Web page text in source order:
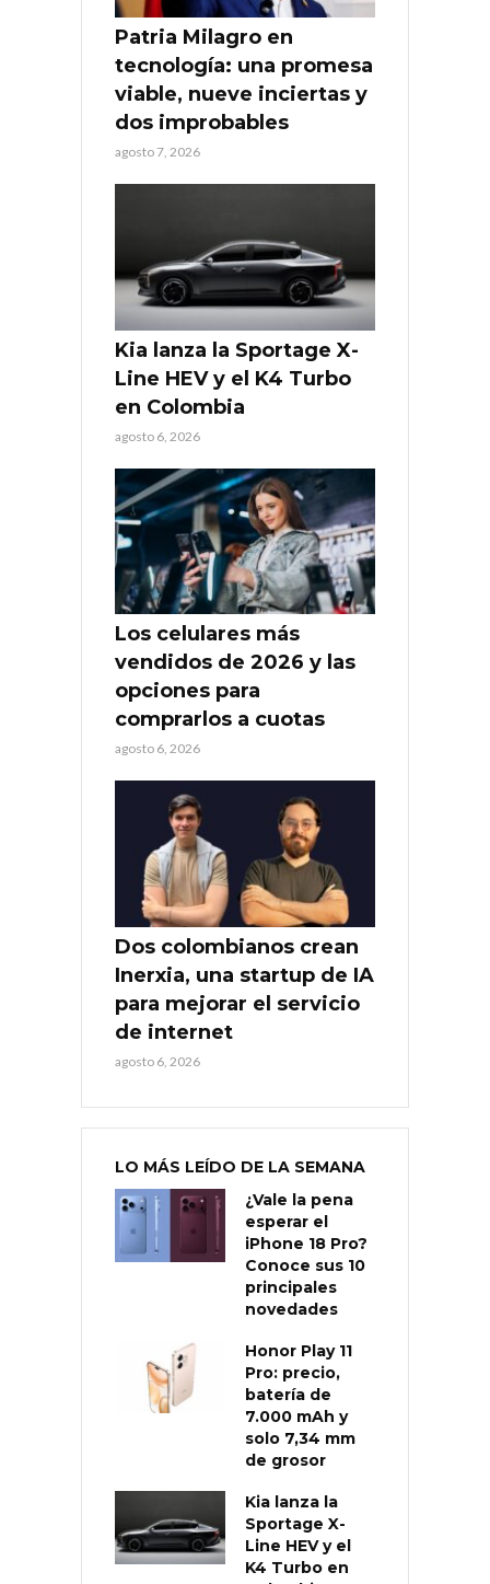
Patria Milagro en
tecnología: una promesa
viable, nueve inciertas y
dos improbables
agosto 7, 2026
Kia lanza la Sportage X-
Line HEV y el K4 Turbo
en Colombia
agosto 6, 2026
Los celulares más
vendidos de 2026 y las
opciones para
comprarlos a cuotas
agosto 6, 2026
Dos colombianos crean
Inerxia, una startup de IA
para mejorar el servicio
de internet
agosto 6, 2026
LO MÁS LEÍDO DE LA SEMANA
¿Vale la pena
esperar el
iPhone 18 Pro?
Conoce sus 10
principales
novedades
Honor Play 11
Pro: precio,
batería de
7.000 mAh y
solo 7,34 mm
de grosor
Kia lanza la
Sportage X-
Line HEV y el
K4 Turbo en